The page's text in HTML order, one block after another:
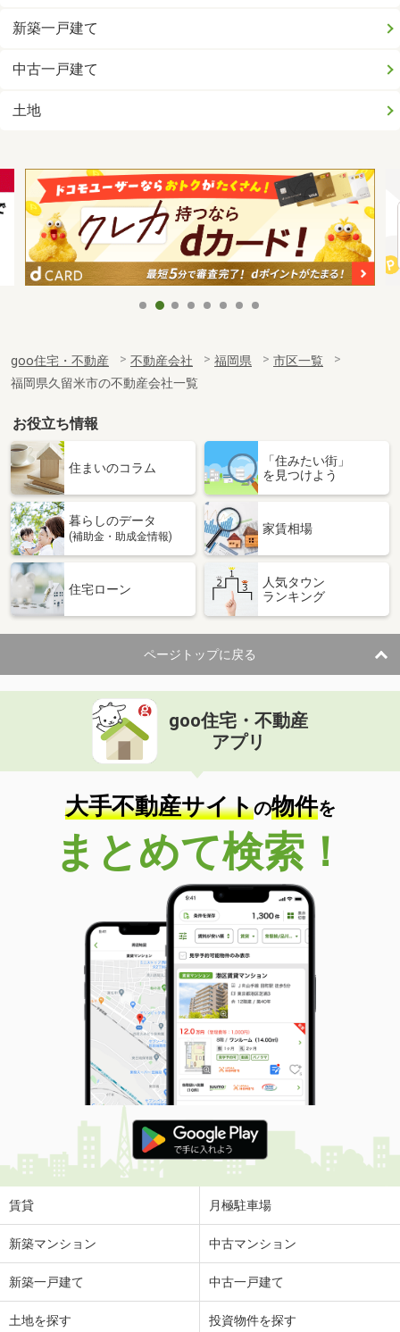
新築一戸建て
中古一戸建て
土地
goo住宅・不動産 不動産会社 福岡県
市区一覧
福岡県久留米市の不動産会社一覧
お役立ち情報
住まいのコラム
「住みたい街」
を見つけよう
暮らしのデータ
(補助金・助成金情報)
家賃相場
住宅ローン
人気タウン
ランキング
ページトップに戻る
goo住宅・不動産
アプリ
大手不動産サイトの物件を
まとめて検索！
賃貸 月極駐車場
新築マンション 中古マンション
新築一戸建て 中古一戸建て
土地を探す 投資物件を探す